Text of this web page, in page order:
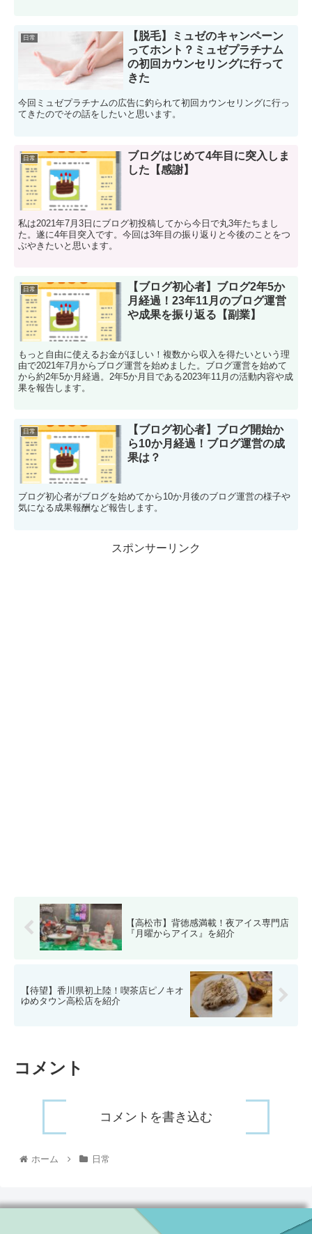
日常
【脱毛】ミュゼのキャンペーン
ってホント？ミュゼプラチナム
の初回カウンセリングに行って
きた
今回ミュゼプラチナムの広告に釣られて初回カウンセリングに行っ
てきたのでその話をしたいと思います。
日常
ブログはじめて4年目に突入しま
した【感謝】
私は2021年7月3日にブログ初投稿してから今日で丸3年たちまし
た。遂に4年目突入です。今回は3年目の振り返りと今後のことをつ
ぶやきたいと思います。
日常
【ブログ初心者】ブログ2年5か
月経過！23年11月のブログ運営
や成果を振り返る【副業】
もっと自由に使えるお金がほしい！複数から収入を得たいという理
由で2021年7月からブログ運営を始めました。ブログ運営を始めて
から約2年5か月経過。2年5か月目である2023年11月の活動内容や成
果を報告します。
日常
【ブログ初心者】ブログ開始か
ら10か月経過！ブログ運営の成
果は？
ブログ初心者がブログを始めてから10か月後のブログ運営の様子や
気になる成果報酬など報告します。
スポンサーリンク
【高松市】背徳感満載！夜アイス専門店
『月曜からアイス』を紹介
【待望】香川県初上陸！喫茶店ピノキオ
ゆめタウン高松店を紹介
コメント
コメントを書き込む
ホーム 日常